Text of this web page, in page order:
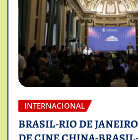
INTERNACIONAL
BRASIL-RIO DE